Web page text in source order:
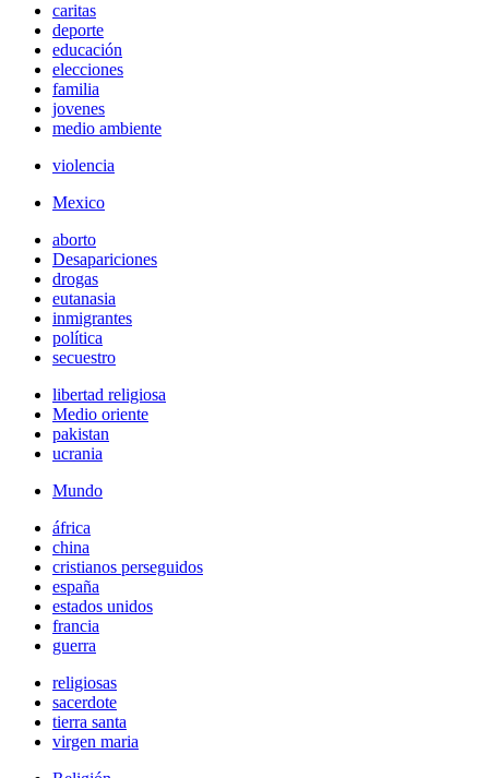
caritas
deporte
educación
elecciones
familia
jovenes
medio ambiente
violencia
Mexico
aborto
Desapariciones
drogas
eutanasia
inmigrantes
política
secuestro
libertad religiosa
Medio oriente
pakistan
ucrania
Mundo
áfrica
china
cristianos perseguidos
españa
estados unidos
francia
guerra
religiosas
sacerdote
tierra santa
virgen maria